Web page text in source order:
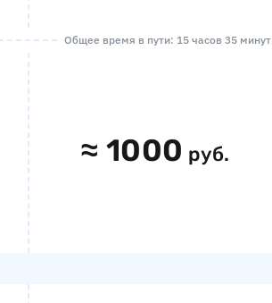
Общее время в пути: 15 часов 35 минут
≈1000 руб.